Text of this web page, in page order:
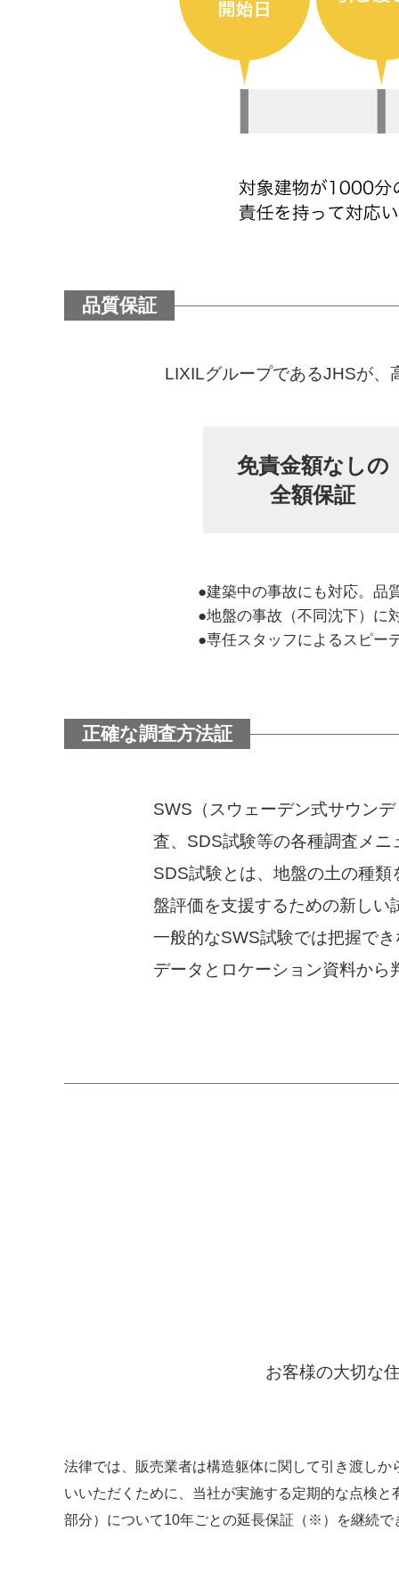
品質保証
LIXILグループであるJHSが、
免責金額なしの
全額保証
●建築中の事故にも対応。品
●地盤の事故（不同沈下）に
●専任スタッフによるスピー
正確な調査方法証
SWS（スウェーデン式サウン
査、SDS試験等の各種調査メ
SDS試験とは、地盤の土の種
盤評価を支援するための新しい
一般的なSWS試験では把握で
データとロケーション資料から
お客様の大切な
法律では、販売業者は構造躯体に関して引き渡し
いいただくために、当社が実施する定期的な点検
部分）について10年ごとの延長保証（※）を継続